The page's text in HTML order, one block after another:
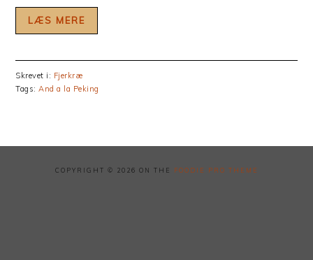
LÆS MERE
Skrevet i: Fjerkræ
Tags:And a la Peking
COPYRIGHT © 2026 ON THE FOODIE PRO THEME